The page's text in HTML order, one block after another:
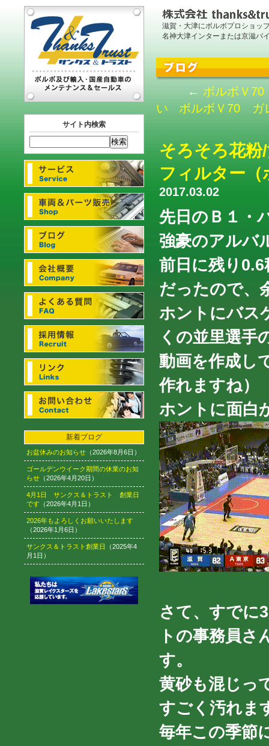
滋賀・大津にボルボプロショッ
名神大津インターまたは京滋バ
サイト内検索
新着ブログ
お盆休みのお知らせ （2026年8月6日）
ゴールデンウイーク期間の休業のお知
らせ （2026年4月20日）
4月1日 サンクス＆トラスト 創業日
です （2026年4月1日）
2026年もよろしくお願いいたします
（2026年1月6日）
サンクス＆トラスト創業日
（2025年4
月1日）
← ボルボＶ
い
ボルボＶ70 ガ
そろそろ花粉
フィルター
2017.03.02
先日のＢ１・
強豪のアルバ
前日に残り
だったので、
ホントにバス
くの並里選
動画を作成し
作れますね）
ホントに面白
さて、すでに
トの事務員さ
す。
黄砂も混じっ
すごく汚れま
毎年この季節